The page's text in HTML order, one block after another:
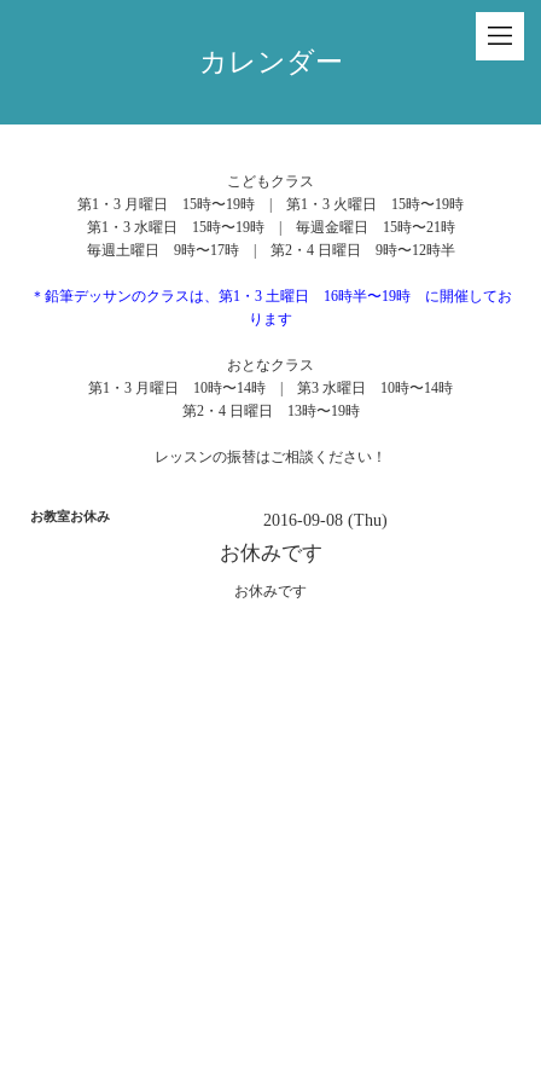
カレンダー
こどもクラス
第1・3 月曜日 15時〜19時 | 第1・3 火曜日 15時〜19時
第1・3 水曜日 15時〜19時 | 毎週金曜日 15時〜21時
毎週土曜日 9時〜17時 | 第2・4 日曜日 9時〜12時半
＊鉛筆デッサンのクラスは、第1・3 土曜日 16時半〜19時 に開催してお
ります
おとなクラス
第1・3 月曜日 10時〜14時 | 第3 水曜日 10時〜14時
第2・4 日曜日 13時〜19時
レッスンの振替はご相談ください！
お教室お休み 2016-09-08 (Thu)
お休みです
お休みです